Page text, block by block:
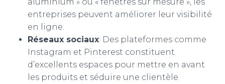
entreprises peuvent améliorer leur visibilité
en ligne.
Réseaux sociaux: Des plateformes comme
Instagram et Pinterest constituent
d’excellents espaces pour mettre en avant
les produits et séduire une clientèle